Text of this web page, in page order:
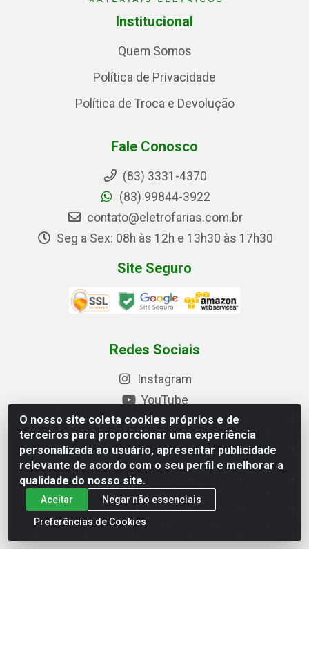
O nosso site coleta cookies próprios e de
terceiros para proporcionar uma experiência
personalizada ao usuário, apresentar publicidade
relevante de acordo com o seu perfil e melhorar a
qualidade do nosso site.
Aceitar
Negar não essenciais
Preferências de Cookies
Institucional
Quem Somos
Política de Privacidade
Política de Troca e Devolução
Fale Conosco
(83) 3331-4370
(83) 99844-3922
contato@eletrofarias.com.br
Seg a Sex: 08h às 12h e 13h30 às 17h30
Site Seguro
Redes Sociais
Instagram
YouTube
Formas de Pagamento
Baixe nosso APP